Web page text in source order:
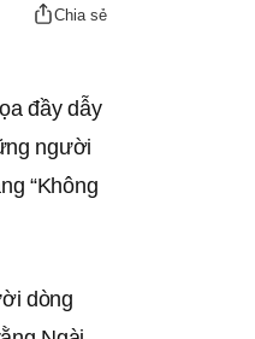
Chia sẻ
đầy dẫy
người
“Không
dòng